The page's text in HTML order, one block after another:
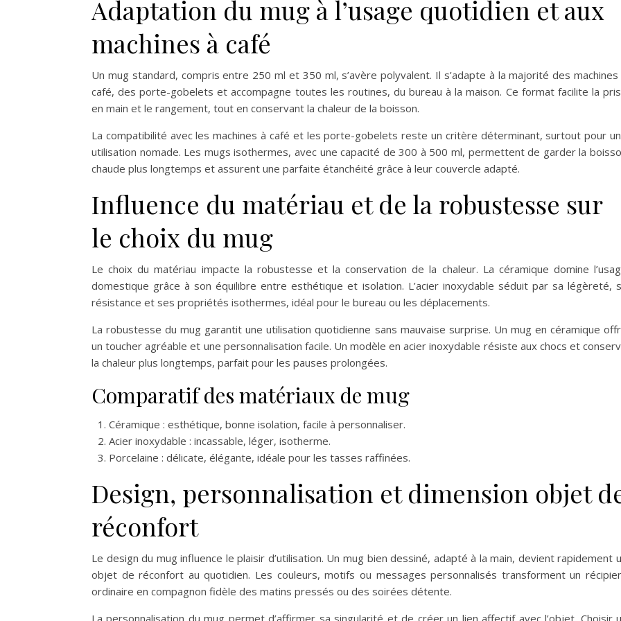
Adaptation du mug à l’usage quotidien et aux
machines à café
Un mug standard, compris entre 250 ml et 350 ml, s’avère polyvalent. Il s’adapte à la majorité des machines
café, des porte-gobelets et accompagne toutes les routines, du bureau à la maison. Ce format facilite la
en main et le rangement, tout en conservant la chaleur de la boisson.
La compatibilité avec les machines à café et les porte-gobelets reste un critère déterminant, surtout pour
utilisation nomade. Les mugs isothermes, avec une capacité de 300 à 500 ml, permettent de garder la
chaude plus longtemps et assurent une parfaite étanchéité grâce à leur couvercle adapté.
Influence du matériau et de la robustesse sur
le choix du mug
Le choix du matériau impacte la robustesse et la conservation de la chaleur. La céramique domine
domestique grâce à son équilibre entre esthétique et isolation. L’acier inoxydable séduit par sa légèreté,
résistance et ses propriétés isothermes, idéal pour le bureau ou les déplacements.
La robustesse du mug garantit une utilisation quotidienne sans mauvaise surprise. Un mug en céramique
un toucher agréable et une personnalisation facile. Un modèle en acier inoxydable résiste aux chocs et
la chaleur plus longtemps, parfait pour les pauses prolongées.
Comparatif des matériaux de mug
Céramique : esthétique, bonne isolation, facile à personnaliser.
Acier inoxydable : incassable, léger, isotherme.
Porcelaine : délicate, élégante, idéale pour les tasses raffinées.
Design, personnalisation et dimension objet
réconfort
Le design du mug influence le plaisir d’utilisation. Un mug bien dessiné, adapté à la main, devient rapidement
objet de réconfort au quotidien. Les couleurs, motifs ou messages personnalisés transforment un
ordinaire en compagnon fidèle des matins pressés ou des soirées détente.
La personnalisation du mug permet d’affirmer sa singularité et de créer un lien affectif avec l’objet. Choisir